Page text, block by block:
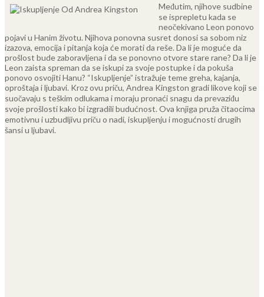
Međutim, njihove sudbine
se isprepletu kada se
neočekivano Leon ponovo
pojavi u Hanim životu. Njihova ponovna susret donosi sa sobom niz
izazova, emocija i pitanja koja će morati da reše. Da li je moguće da
prošlost bude zaboravljena i da se ponovno otvore stare rane? Da li je
Leon zaista spreman da se iskupi za svoje postupke i da pokuša
ponovo osvojiti Hanu? “Iskupljenje” istražuje teme greha, kajanja,
oproštaja i ljubavi. Kroz ovu priču, Andrea Kingston gradi likove koji se
suočavaju s teškim odlukama i moraju pronaći snagu da prevaziđu
svoje prošlosti kako bi izgradili budućnost. Ova knjiga pruža čitaocima
emotivnu i uzbudljivu priču o nadi, iskupljenju i mogućnosti drugih
šansi u ljubavi.